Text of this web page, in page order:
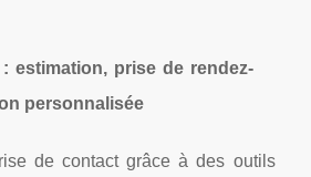
estimation, prise de rendez-
personnalisée
de contact grâce à des outils